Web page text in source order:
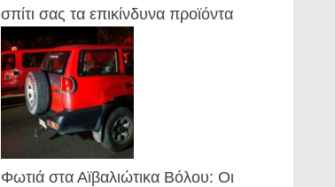
σπίτι σας τα επικίνδυνα προϊόντα
Φωτιά στα Αϊβαλιώτικα Βόλου: Οι